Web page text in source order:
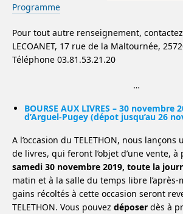
Programme
Pour tout autre renseignement,
LECOANET, 17 rue de la Maltournée,
Téléphone 03.81.53.21.20
…
BOURSE AUX LIVRES – 30 novembre
d’Arguel-Pugey (dépot jusqu’au 26
A l’occasion du TELETHON, nous
de livres, qui feront l’objet d’une vente,
samedi 30 novembre 2019, toute la
matin et à la salle du temps libre l’après-
gains récoltés à cette occasion seront
TELETHON. Vous pouvez déposer dès à